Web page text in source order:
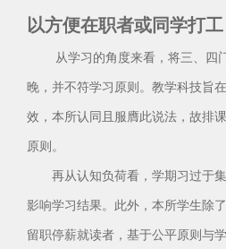
以方便在职者或同学打工
从学习的角度来看，将三、四
晚，并不符学习原则。教学科技旨
效，本所认同且服膺此说法，故排
原则。
再从认知负荷看，学期习过于集
影响学习结果。此外，本所学生除
留职停薪就读者，基于公平原则与